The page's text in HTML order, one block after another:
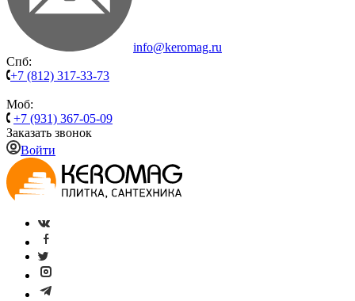
info@keromag.ru
Спб:
+7 (812) 317-33-73
Моб:
+7 (931) 367-05-09
Заказать звонок
Войти